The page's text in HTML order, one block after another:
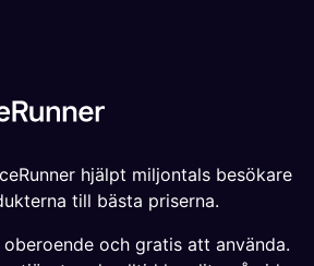
hjälpt miljontals besökare
till bästa priserna.
oberoende och gratis att använda.